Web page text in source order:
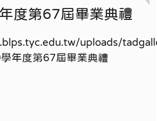
度第67屆畢業典禮